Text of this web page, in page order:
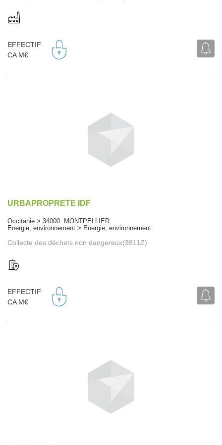
EFFECTIF
CA M€
URBAPROPRETE IDF
Occitanie > 34000 MONTPELLIER
Energie, environnement > Energie, environnement
Collecte des déchets non dangereux(3811Z)
EFFECTIF
CA M€